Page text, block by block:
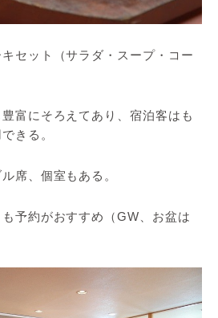
セット（サラダ・スープ・コー
富にそろえてあり、宿泊客はも
きる。
席、個室もある。
予約がおすすめ（GW、お盆は